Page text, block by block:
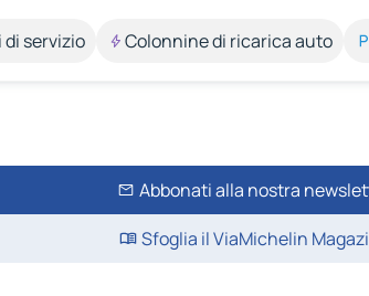
servizio Colonnine di ricarica auto
Abbonati alla nostra
Sfoglia il ViaMichelin